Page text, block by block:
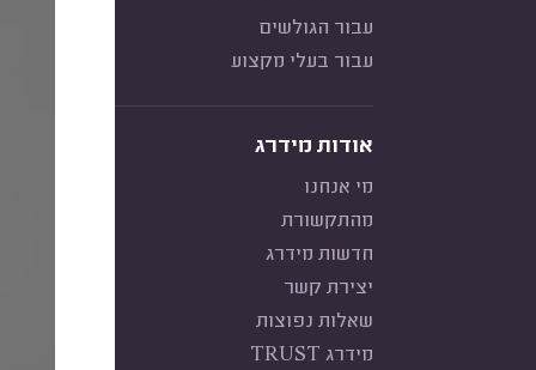
עבור הגולשים
עבור בעלי מקצוע
אודות מידרג
מי אנחנו
מהתקשורת
חדשות מידרג
יצירת קשר
שאלות נפוצות
מידרג TRUST